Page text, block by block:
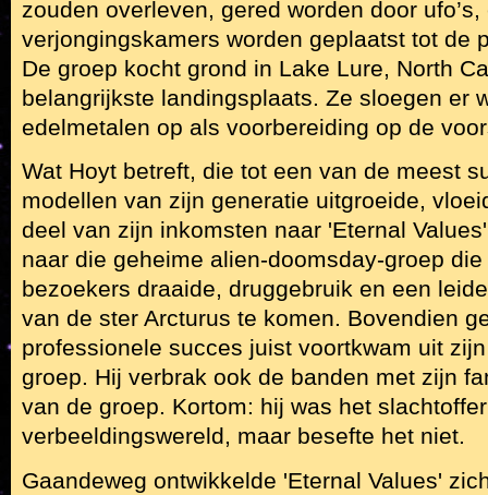
zouden overleven, gered worden door ufo’s,
verjongingskamers worden geplaatst tot de
De groep kocht grond in Lake Lure, North
belangrijkste landingsplaats. Ze sloegen er
edelmetalen op als voorbereiding op de
Wat Hoyt betreft, die tot een van de meest
modellen van zijn generatie uitgroeide,
deel van zijn inkomsten naar 'Eternal
naar die geheime alien-doomsday-groep
bezoekers draaide, druggebruik en een
van de ster Arcturus te komen. Bovendien
professionele succes juist voortkwam uit
groep. Hij verbrak ook de banden met zijn
van de groep. Kortom: hij was het
verbeeldingswereld, maar besefte het niet.
Gaandeweg ontwikkelde 'Eternal Values'